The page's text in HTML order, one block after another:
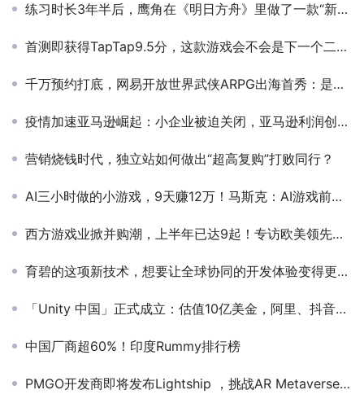
练习时长3年半后，鹰角在《明日方舟》里做了一款“新游戏”
首测即获得TapTap9.5分，这款游戏会不会是下一个二次元爆款？​
千万预约打底，网易开放世界武侠ARPG出海首秀：是爆款还是水土不服？
疫情加速亚马逊崛起：小企业被迫关闭，亚马逊利润创历史新高
营销烧钱时代，独立站如何做出“超高复购”打败同行？
AI三小时做的小游戏，9天赚12万！马斯克：AI游戏前景无限
西方游戏业掀并购潮，上半年已达9起！专访欧美领先游戏精品投行，解析资本动向
育碧的这项新技术，想要让全球协同的开发体验变得更丝滑
「Unity 中国」正式成立：估值10亿美金，阿里、抖音、米哈游均为股东
中国厂商超60%！印度Rummy排行榜
PMGO开发商即将发布Lightship ，挑战AR Metaverse！